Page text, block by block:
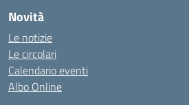
Novità
Le notizie
Le circolari
Calendario eventi
Albo Online